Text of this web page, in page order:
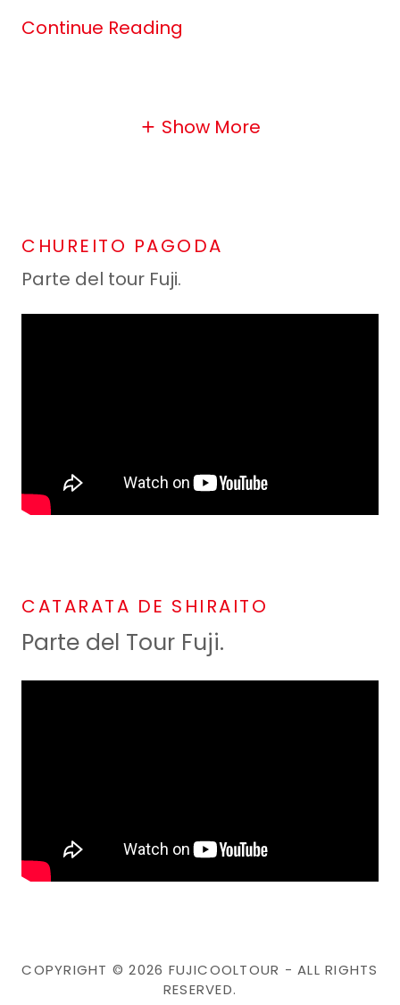
Continue Reading
Show More
CHUREITO PAGODA
Parte del tour Fuji.
CATARATA DE SHIRAITO
Parte del Tour Fuji.
COPYRIGHT © 2026 FUJICOOLTOUR - ALL RIGHTS
RESERVED.